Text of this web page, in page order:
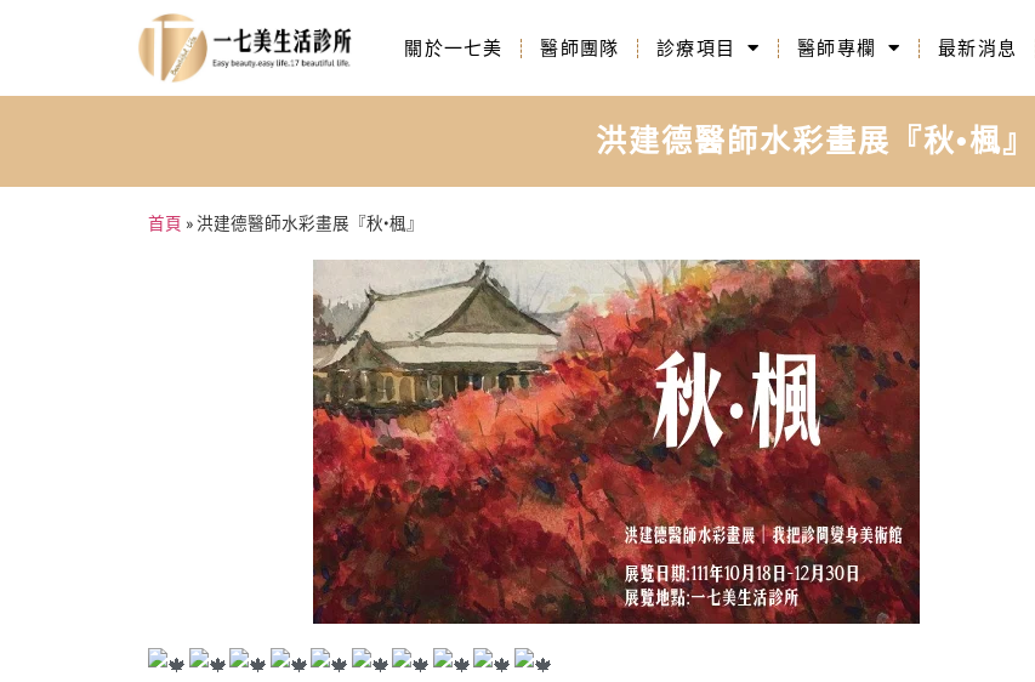
關於一七美 醫師團隊 診療項目 醫師專欄 最新消息
洪建德醫師水彩畫展『秋•楓』
首頁 »洪建德醫師水彩畫展『秋•楓』